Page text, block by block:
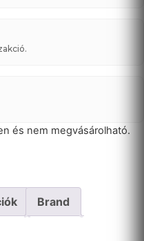
és nem megvásárolható.
Brand